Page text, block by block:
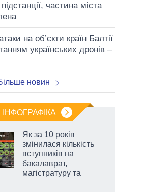
підстанції, частина міста
на об’єкти країн Балтії
українських дронів –
новин
ІНФОГРАФІКА
Як за 10 років
змінилася кількість
вступників на
бакалаврат,
магістратуру та